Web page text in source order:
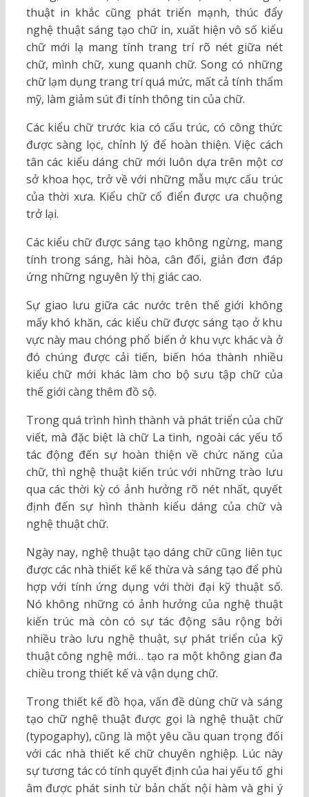
thuật in khắc cũng phát triển mạnh, thúc đẩy
nghệ thuật sáng tạo chữ in, xuất hiện vô số kiểu
chữ mới lạ mang tính trang trí rõ nét giữa nét
chữ, mình chữ, xung quanh chữ. Song có những
chữ lạm dụng trang trí quá mức, mất cả tính thẩm
mỹ, làm giảm sút đi tính thông tin của chữ.
Các kiểu chữ trước kia có cấu trúc, có công thức
được sàng lọc, chỉnh lý để hoàn thiện. Việc cách
tân các kiểu dáng chữ mới luôn dựa trên một cơ
sở khoa học, trở về với những mẫu mực cấu trúc
của thời xưa. Kiểu chữ cổ điển được ưa chuộng
trở lại.
Các kiểu chữ được sáng tạo không ngừng, mang
tính trong sáng, hài hòa, cân đối, giản đơn đáp
ứng những nguyên lý thị giác cao.
Sự giao lưu giữa các nước trên thế giới không
mấy khó khăn, các kiểu chữ được sáng tạo ở khu
vực này mau chóng phổ biến ở khu vực khác và ở
đó chúng được cải tiến, biến hóa thành nhiều
kiểu chữ mới khác làm cho bộ sưu tập chữ của
thế giới càng thêm đồ sộ.
Trong quá trình hình thành và phát triển của chữ
viết, mà đặc biệt là chữ La tinh, ngoài các yếu tố
tác động đến sự hoàn thiện về chức năng của
chữ, thì nghệ thuật kiến trúc với những trào lưu
qua các thời kỳ có ảnh hưởng rõ nét nhất, quyết
định đến sự hình thành kiểu dáng của chữ và
nghệ thuật chữ.
Ngày nay, nghệ thuật tạo dáng chữ cũng liên tục
được các nhà thiết kế kế thừa và sáng tạo để phù
hợp với tính ứng dụng với thời đại kỹ thuật số.
Nó không những có ảnh hưởng của nghệ thuật
kiến trúc mà còn có sự tác động sâu rộng bởi
nhiều trào lưu nghệ thuật, sự phát triển của kỹ
thuật công nghệ mới… tạo ra một không gian đa
chiều trong thiết kế và vận dụng chữ.
Trong thiết kế đồ họa, vấn đề dùng chữ và sáng
tạo chữ nghệ thuật được gọi là nghệ thuật chữ
(typogaphy), cũng là một yêu cầu quan trọng đối
với các nhà thiết kế chữ chuyên nghiệp. Lúc này
sự tương tác có tính quyết định của hai yếu tố ghi
âm được phát sinh từ bản chất nội hàm và ghi ý